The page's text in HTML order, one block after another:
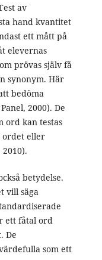
av
hand kvantitet
ett mått på
elevernas
prövas själv få
synonym. Här
bedöma
2000). De
ord kan testas
ordet eller
betydelse.
vill säga
ett fåtal ord
De
som ett